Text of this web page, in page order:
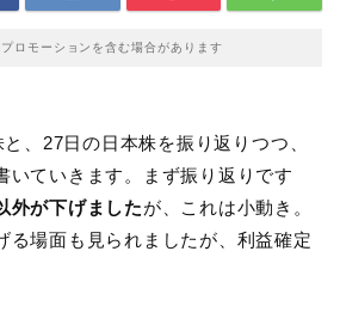
ロモーションを含む場合があります
、27日の日本株を振り返りつつ、
いていきます。まず振り返りです
外が下げましたが、これは小動き。
る場面も見られましたが、利益確定